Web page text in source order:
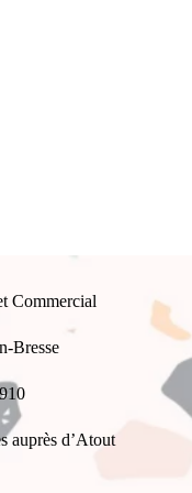
Commercial
Bresse
auprès d’Atout